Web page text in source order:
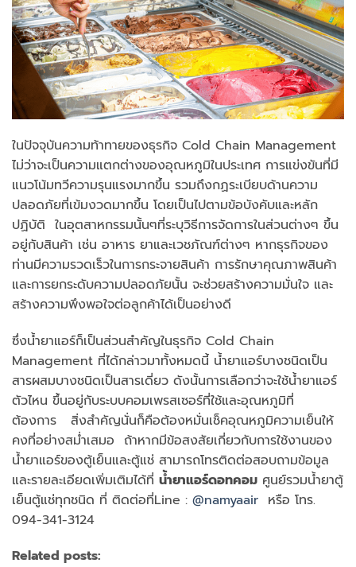
ในปัจจุบันความท้าทายของธุรกิจ Cold Chain Management
ไม่ว่าจะเป็นความแตกต่างของอุณหภูมิในประเทศ การแข่งขันที่มี
แนวโน้มทวีความรุนแรงมากขึ้น รวมถึงกฏระเบียบด้านความ
ปลอดภัยที่เข้มงวดมากขึ้น โดยเป็นไปตามข้อบังคับและหลัก
ปฏิบัติ ในอุตสาหกรรมนั้นๆที่ระบุวิธีการจัดการในส่วนต่างๆ ขึ้น
อยู่กับสินค้า เช่น อาหาร ยาและเวชภัณฑ์ต่างๆ หากธุรกิจของ
ท่านมีความรวดเร็วในการกระจายสินค้า การรักษาคุณภาพสินค้า
และการยกระดับความปลอดภัยนั้น จะช่วยสร้างความมั่นใจ และ
สร้างความพึงพอใจต่อลูกค้าได้เป็นอย่างดี
ซึ่งน้ำยาแอร์ก็เป็นส่วนสำคัญในธุรกิจ Cold Chain
Management ที่ได้กล่าวมาทั้งหมดนี้ น้ำยาแอร์บางชนิดเป็น
สารผสมบางชนิดเป็นสารเดี่ยว ดังนั้นการเลือกว่าจะใช้น้ำยาแอร์
ตัวไหน ขึ้นอยู่กับระบบคอมเพรสเซอร์ที่ใช้และอุณหภูมิที่
ต้องการ สิ่งสำคัญนั่นก็คือต้องหมั่นเช็คอุณหภูมิความเย็นให้
คงที่อย่างสม่ำเสมอ ถ้าหากมีข้อสงสัยเกี่ยวกับการใช้งานของ
น้ำยาแอร์ของตู้เย็นและตู้แช่ สามารถโทรติดต่อสอบถามข้อมูล
และรายละเอียดเพิ่มเติมได้ที่ น้ำยาแอร์ดอทคอม ศูนย์รวมน้ำยาตู้
เย็นตู้แช่ทุกชนิด ที่ ติดต่อที่Line : @namyaair หรือ โทร.
094-341-3124
Related posts: